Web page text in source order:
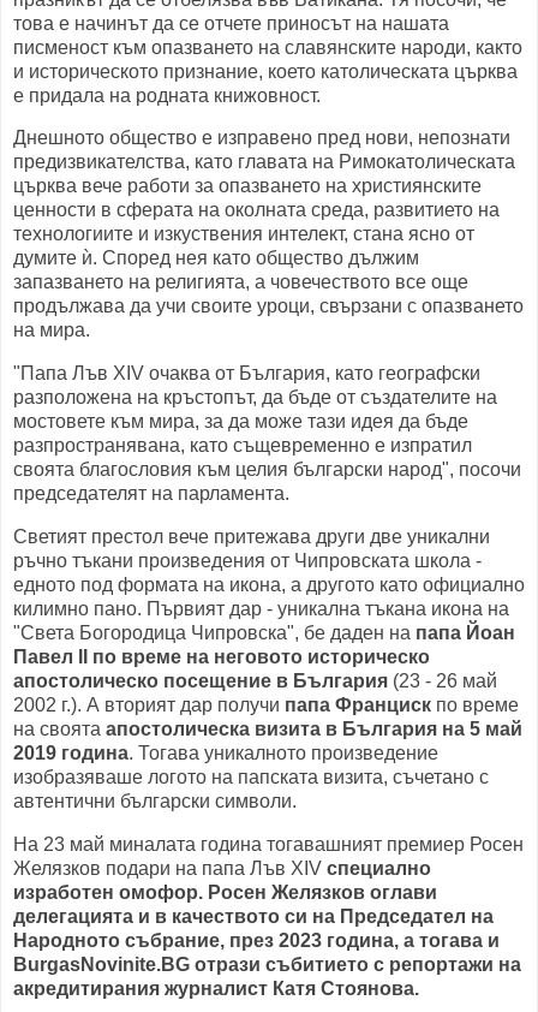
това е начинът да се отчете приносът на нашата
писменост към опазването на славянските народи, както
и историческото признание, което католическата църква
е придала на родната книжовност.
Днешното общество е изправено пред нови, непознати
предизвикателства, като главата на Римокатолическата
църква вече работи за опазването на християнските
ценности в сферата на околната среда, развитието на
технологиите и изкуствения интелект, стана ясно от
думите ѝ. Според нея като общество дължим
запазването на религията, а човечеството все още
продължава да учи своите уроци, свързани с опазването
на мира.
"Папа Лъв XIV очаква от България, като географски
разположена на кръстопът, да бъде от създателите на
мостовете към мира, за да може тази идея да бъде
разпространявана, като същевременно е изпратил
своята благословия към целия български народ", посочи
председателят на парламента.
Светият престол вече притежава други две уникални
ръчно тъкани произведения от Чипровската школа -
едното под формата на икона, а другото като официално
килимно пано. Първият дар - уникална тъкана икона на
"Света Богородица Чипровска", бе даден на папа Йоан
Павел II по време на неговото историческо
апостолическо посещение в България (23 - 26 май
2002 г.). А вторият дар получи папа Франциск по време
на своята апостолическа визита в България на 5 май
2019 година. Тогава уникалното произведение
изобразяваше логото на папската визита, съчетано с
автентични български символи.
На 23 май миналата година тогавашният премиер Росен
Желязков подари на папа Лъв XIV специално
изработен омофор. Росен Желязков оглави
делегацията и в качеството си на Председател на
Народното събрание, през 2023 година, а тогава и
BurgasNovinite.BG отрази събитието с репортажи на
акредитирания журналист Катя Стоянова.